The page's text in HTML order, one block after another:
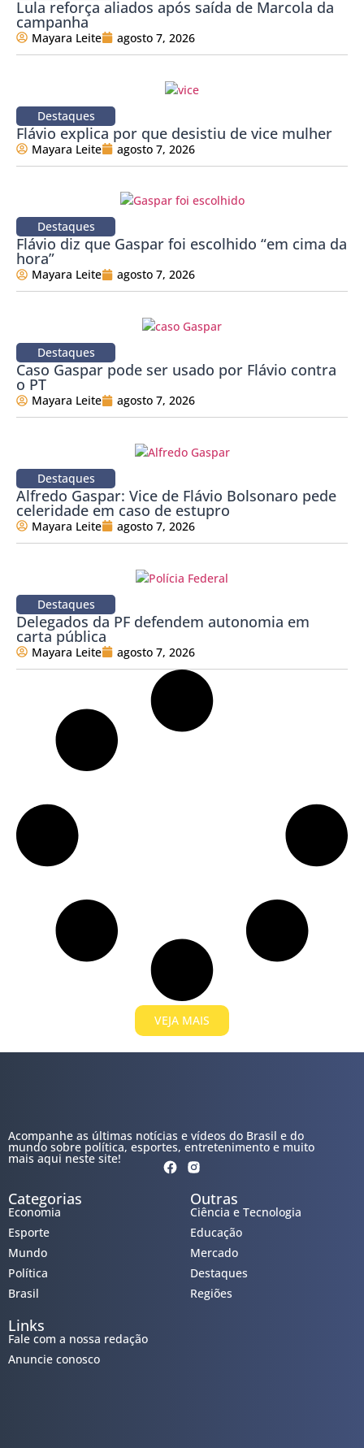
Lula reforça aliados após saída de Marcola da
campanha
Mayara Leite agosto 7, 2026
Destaques
Flávio explica por que desistiu de vice mulher
Mayara Leite agosto 7, 2026
Destaques
Flávio diz que Gaspar foi escolhido “em cima da
hora”
Mayara Leite agosto 7, 2026
Destaques
Caso Gaspar pode ser usado por Flávio contra
o PT
Mayara Leite agosto 7, 2026
Destaques
Alfredo Gaspar: Vice de Flávio Bolsonaro pede
celeridade em caso de estupro
Mayara Leite agosto 7, 2026
Destaques
Delegados da PF defendem autonomia em
carta pública
Mayara Leite agosto 7, 2026
VEJA MAIS
Acompanhe as últimas notícias e vídeos do Brasil e do
mundo sobre política, esportes, entretenimento e muito
mais aqui neste site!
Categorias
Economia
Esporte
Mundo
Política
Brasil
Outras
Ciência e Tecnologia
Educação
Mercado
Destaques
Regiões
Links
Fale com a nossa redação
Anuncie conosco